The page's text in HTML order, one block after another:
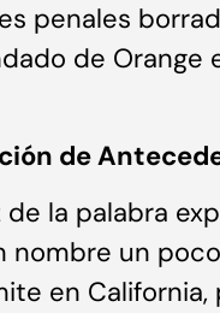
penales
de Orange
de
la palabra
nombre un
en